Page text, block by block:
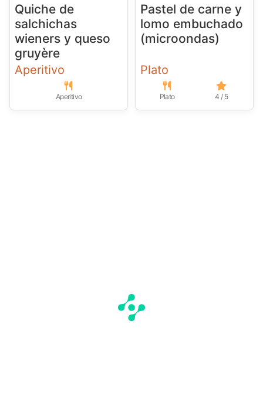
Quiche de
salchichas
wieners y queso
gruyère
Aperitivo
Aperitivo
Pastel de carne y
lomo embuchado
(microondas)
Plato
Plato 4 / 5